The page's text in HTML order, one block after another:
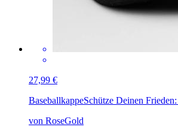
27,99 €
BaseballkappeSchütze Deinen
von RoseGold